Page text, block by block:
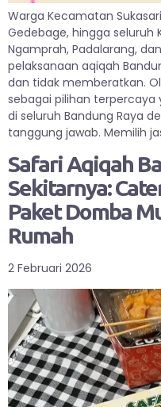
Warga Kecamatan
Gedebage, hingga
Ngamprah, Padalarang,
pelaksanaan aqiqah
dan tidak memberatkan.
sebagai pilihan
di seluruh Bandung Raya
tanggung jawab. Memilih
Safari Aqiqah
Sekitarnya:
Paket Domba
Rumah
2 Februari 2026